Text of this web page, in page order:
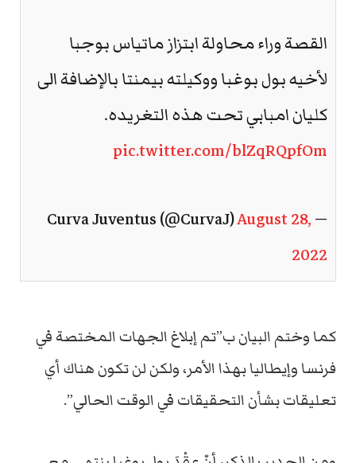
القصة وراء محاولة ابتزاز ماتياس بوجبا
لأخيه بول بوغبا ووكيلته بيمنتا بالإضافة الى
كليان امبابي تحت هذه التغريده.
pic.twitter.com/blZqRQpfOm
— Curva Juventus (@CurvaJ)
August 28,
2022
كما وختم البيان ب”تم إبلاغ الجهات المختصة في
فرنسا وإيطاليا بهذا الأمر، ولكن لن تكون هناك أي
تعليقات بشأن التحقيقات في الوقت الحالي”.